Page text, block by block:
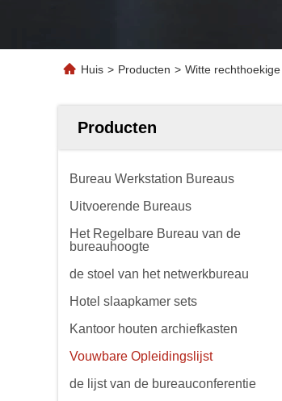
Huis > Producten > Witte
Producten
Bureau Werkstation Bureaus
Uitvoerende Bureaus
Het Regelbare Bureau van de
bureauhoogte
de stoel van het netwerkbureau
Hotel slaapkamer sets
Kantoor houten archiefkasten
Vouwbare Opleidingslijst
de lijst van de bureauconferentie